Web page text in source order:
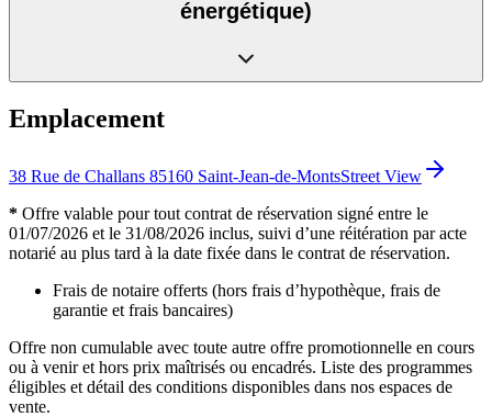
énergétique)
Emplacement
38 Rue de Challans 85160 Saint-Jean-de-MontsStreet View
* Offre valable pour tout contrat de réservation signé entre le
01/07/2026 et le 31/08/2026 inclus, suivi d’une réitération par acte
notarié au plus tard à la date fixée dans le contrat de réservation.
Frais de notaire offerts (hors frais d’hypothèque, frais de
garantie et frais bancaires)
Offre non cumulable avec toute autre offre promotionnelle en cours
ou à venir et hors prix maîtrisés ou encadrés. Liste des programmes
éligibles et détail des conditions disponibles dans nos espaces de
vente.